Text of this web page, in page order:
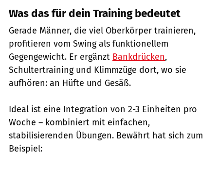
Was das für dein Training bedeutet
Gerade Männer, die viel Oberkörper trainieren,
profitieren vom Swing als funktionellem
Gegengewicht. Er ergänzt Bankdrücken,
Schultertraining und Klimmzüge dort, wo sie
aufhören: an Hüfte und Gesäß.
Ideal ist eine Integration von 2-3 Einheiten pro
Woche – kombiniert mit einfachen,
stabilisierenden Übungen. Bewährt hat sich zum
Beispiel: